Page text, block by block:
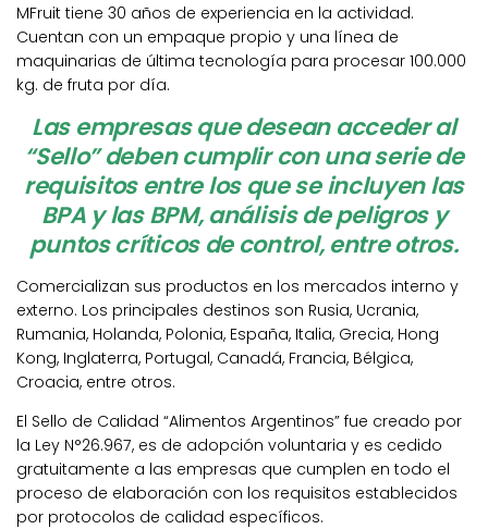
MFruit tiene 30 años de experiencia en la actividad.
Cuentan con un empaque propio y una línea de
maquinarias de última tecnología para procesar 100.000
kg. de fruta por día.
Las empresas que desean acceder al
“Sello” deben cumplir con una serie de
requisitos entre los que se incluyen las
BPA y las BPM, análisis de peligros y
puntos críticos de control, entre otros.
Comercializan sus productos en los mercados interno y
externo. Los principales destinos son Rusia, Ucrania,
Rumania, Holanda, Polonia, España, Italia, Grecia, Hong
Kong, Inglaterra, Portugal, Canadá, Francia, Bélgica,
Croacia, entre otros.
El Sello de Calidad “Alimentos Argentinos” fue creado por
la Ley N°26.967, es de adopción voluntaria y es cedido
gratuitamente a las empresas que cumplen en todo el
proceso de elaboración con los requisitos establecidos
por protocolos de calidad específicos.